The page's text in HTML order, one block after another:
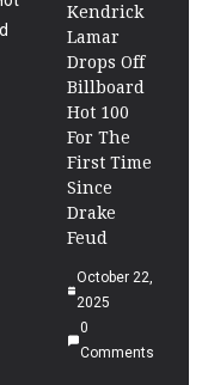
Kendrick
Lamar
Drops Off
Billboard
Hot 100
For The
First Time
Since
Drake
Feud
October 22,
2025
0
Comments